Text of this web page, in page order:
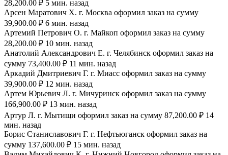
28,200.00 ₽ 5 мин. назад
Арсен Маратович Х. г. Москва оформил заказ на сумму
39,900.00 ₽ 6 мин. назад
Артемий Петрович О. г. Майкоп оформил заказ на сумму
28,200.00 ₽ 10 мин. назад
Анатолий Александрович Е. г. Челябинск оформил заказ на
сумму 73,400.00 ₽ 11 мин. назад
Аркадий Дмитриевич Г. г. Миасс оформил заказ на сумму
39,900.00 ₽ 12 мин. назад
Артем Юрьевич Л. г. Мичуринск оформил заказ на сумму
166,900.00 ₽ 13 мин. назад
Артур Л. г. Мытищи оформил заказ на сумму 87,200.00 ₽ 14
мин. назад
Борис Станиславович Г. г. Нефтьюганск оформил заказ на
сумму 137,600.00 ₽ 15 мин. назад